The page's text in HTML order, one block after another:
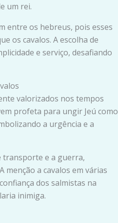
um rei.
entre os hebreus, pois esses
os cavalos. A escolha de
e serviço, desafiando
valorizados nos tempos
profeta para ungir Jeú como
a urgência e a
transporte e a guerra,
menção a cavalos em várias
dos salmistas na
inimiga.